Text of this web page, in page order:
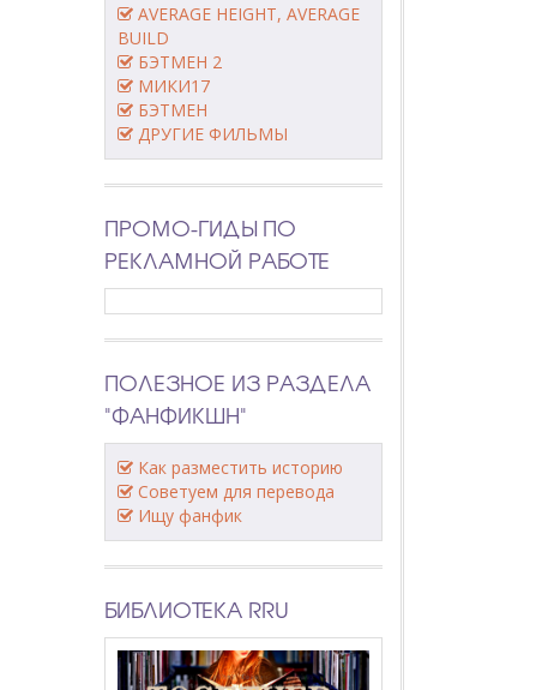
AVERAGE HEIGHT, AVERAGE
BUILD
БЭТМЕН 2
МИКИ17
БЭТМЕН
ДРУГИЕ ФИЛЬМЫ
ПРОМО-ГИДЫ ПО
РЕКЛАМНОЙ РАБОТЕ
ПОЛЕЗНОЕ ИЗ РАЗДЕЛА
"ФАНФИКШН"
Как разместить историю
Советуем для перевода
Ищу фанфик
БИБЛИОТЕКА RRU